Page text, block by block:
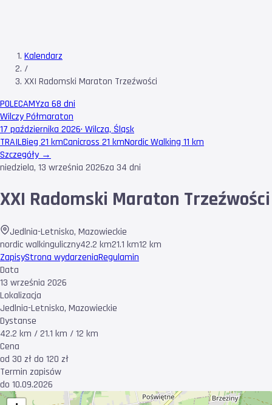
Kalendarz
/
XXI Radomski Maraton Trzeźwości
POLECAMYza 68 dni
Wilczy Półmaraton
17 października 2026· Wilcza, Śląsk
TRAILBieg 21 kmCanicross 21 kmNordic Walking 11 km
Szczegóły →
niedziela, 13 września 2026za 34 dni
XXI Radomski Maraton Trzeźwości
Jedlnia-Letnisko, Mazowieckie
nordic walkinguliczny42.2 km21.1 km12 km
ZapisyStrona wydarzeniaRegulamin
Data
13 września 2026
Lokalizacja
Jedlnia-Letnisko, Mazowieckie
Dystanse
42.2 km / 21.1 km / 12 km
Cena
od 30 zł do 120 zł
Termin zapisów
do 10.09.2026